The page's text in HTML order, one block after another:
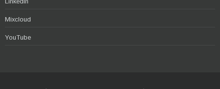
Mixcloud
YouTube